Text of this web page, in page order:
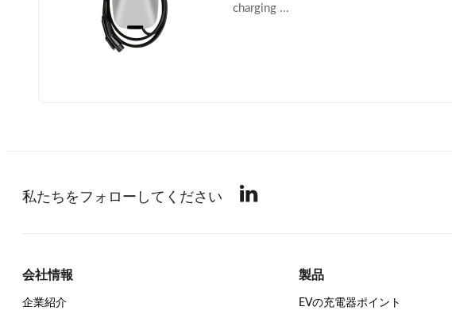
charging ...
私たちをフォローしてください
会社情報
企業紹介
製品
EVの充電器ポイント